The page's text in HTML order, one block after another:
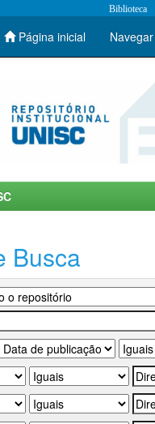
Biblioteca
Página inicial Navegar
Busca